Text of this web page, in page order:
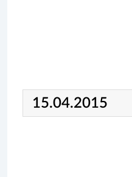
15.04.2015